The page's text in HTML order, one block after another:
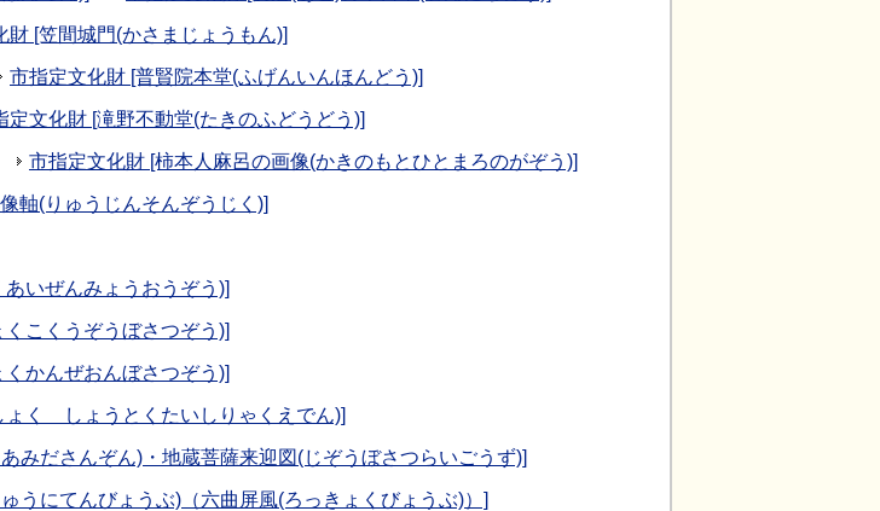
財 [笠間城門(かさまじょうもん)]
市指定文化財 [普賢院本堂(ふげんいんほんどう)]
定文化財 [滝野不動堂(たきのふどうどう)]
市指定文化財 [柿本人麻呂の画像(かきのもとひとまろのがぞう)]
軸(りゅうじんそんぞうじく)]
いぜんみょうおうぞう)]
こくうぞうぼさつぞう)]
かんぜおんぼさつぞう)]
ょく しょうとくたいしりゃくえでん)]
みださんぞん)・地蔵菩薩来迎図(じぞうぼさつらいごうず)]
うにてんびょうぶ)（六曲屏風(ろっきょくびょうぶ)）]